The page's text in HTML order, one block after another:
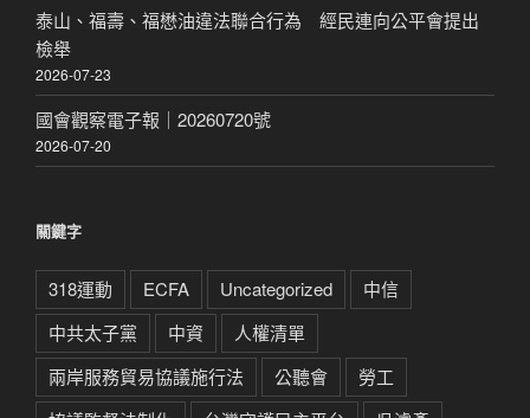
泰山、福壽、福懋油違法聯合行為 經民連向公平會提出
檢舉
2026-07-23
國會觀察電子報｜20260720號
2026-07-20
關鍵字
318運動 ECFA Uncategorized
中信
中共太子黨
中資
人權清單
兩岸服務貿易協議施行法
公聽會
勞工